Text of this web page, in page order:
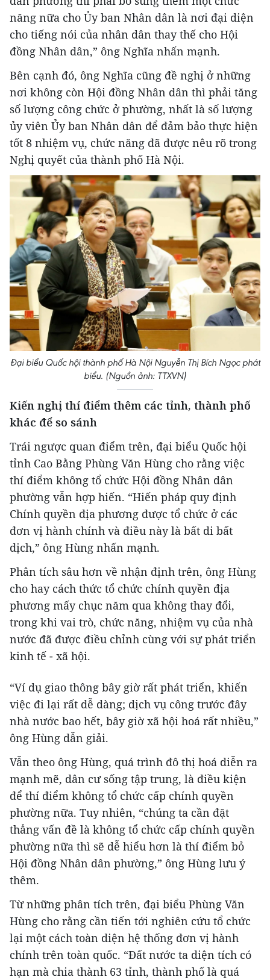
năng nữa cho Ủy ban Nhân dân là nơi đại diện
cho tiếng nói của nhân dân thay thế cho Hội
đồng Nhân dân,” ông Nghĩa nhấn mạnh.
Bên cạnh đó, ông Nghĩa cũng đề nghị ở những
nơi không còn Hội đồng Nhân dân thì phải tăng
số lượng công chức ở phường, nhất là số lượng
ủy viên Ủy ban Nhân dân để đảm bảo thực hiện
tốt 8 nhiệm vụ, chức năng đã được nêu rõ trong
Nghị quyết của thành phố Hà Nội.
Đại biểu Quốc hội thành phố Hà Nội Nguyễn Thị Bích Ngọc phát
biểu. (Nguồn ảnh: TTXVN)
Kiến nghị thí điểm thêm các tỉnh, thành phố
khác để so sánh
Trái ngược quan điểm trên, đại biểu Quốc hội
tỉnh Cao Bằng Phùng Văn Hùng cho rằng việc
thí điểm không tổ chức Hội đồng Nhân dân
phường vẫn hợp hiến. “Hiến pháp quy định
Chính quyền địa phương được tổ chức ở các
đơn vị hành chính và điều này là bất di bất
dịch,” ông Hùng nhấn mạnh.
Phân tích sâu hơn về nhận định trên, ông Hùng
cho hay cách thức tổ chức chính quyền địa
phương mấy chục năm qua không thay đổi,
trong khi vai trò, chức năng, nhiệm vụ của nhà
nước đã được điều chỉnh cùng với sự phát triển
kinh tế - xã hội.
“Ví dụ giao thông bây giờ rất phát triển, khiến
việc đi lại rất dễ dàng; dịch vụ công trước đây
nhà nước bao hết, bây giờ xã hội hoá rất nhiều,”
ông Hùng dẫn giải.
Vẫn theo ông Hùng, quá trình đô thị hoá diễn ra
mạnh mẽ, dân cư sống tập trung, là điều kiện
để thí điểm không tổ chức cấp chính quyền
phường nữa. Tuy nhiên, “chúng ta cần đặt
thẳng vấn đề là không tổ chức cấp chính quyền
phường nữa thì sẽ dễ hiểu hơn là thí điểm bỏ
Hội đồng Nhân dân phường,” ông Hùng lưu ý
thêm.
Từ những phân tích trên, đại biểu Phùng Văn
Hùng cho rằng cần tiến tới nghiên cứu tổ chức
lại một cách toàn diện hệ thống đơn vị hành
chính trên toàn quốc. “Đất nước ta diện tích có
hạn mà chia thành 63 tỉnh, thành phố là quá